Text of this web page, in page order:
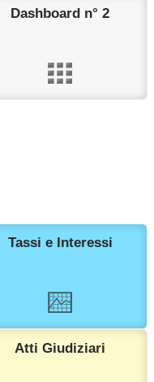
Dashboard n° 2
Tassi e Interessi
Atti Giudiziari